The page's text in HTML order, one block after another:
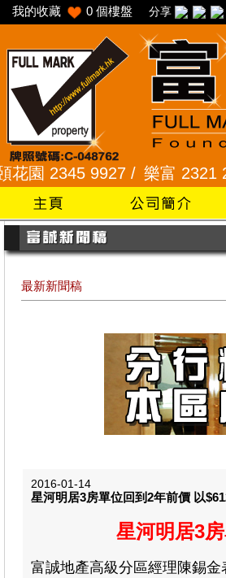
我的收藏 0 個樓盤 分享
9927 /樂富 2321 2287 /
最新新聞稿
2016-01-14
星河明居3房單位回到2年前價 以
星河明居3
富誠地產高級分區經理陳錫